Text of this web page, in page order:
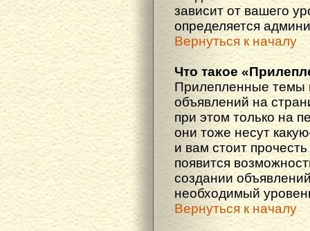
зависит от вашего
определяется
Вернуться к началу
Что такое
Прилепленные темы
объявлений на
при этом только на
они тоже несут
и вам стоит
появится
создании
необходимый
Вернуться к началу